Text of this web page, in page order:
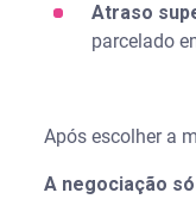
Atraso
parcelado
Após escolher a
A negociação